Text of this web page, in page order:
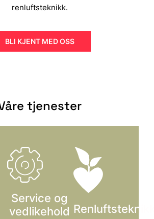
renluftsteknikk.
BLI KJENT MED OSS
tjenester
Service og
vedlikehold